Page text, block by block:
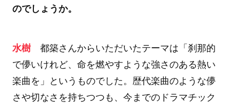
のでしょうか。
水樹都築さんからいただいたテーマは「刹那的
で儚いけれど、命を燃やすような強さのある熱い
楽曲を」というものでした。歴代楽曲のような儚
さや切なさを持ちつつも、今までのドラマチック